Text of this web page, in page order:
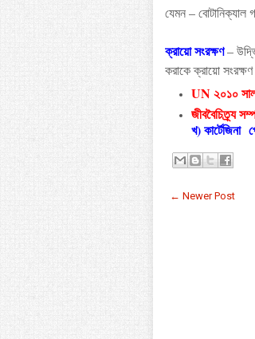
যেমন–বোটানিক্যাল
ক্রায়োসংরক্ষণ–
করাকেক্রায়োসংরক্ষণ
UN ২০১০ সাল
জীববৈচিত্র্য
খ) কার্টেজিনা
← Newer Post